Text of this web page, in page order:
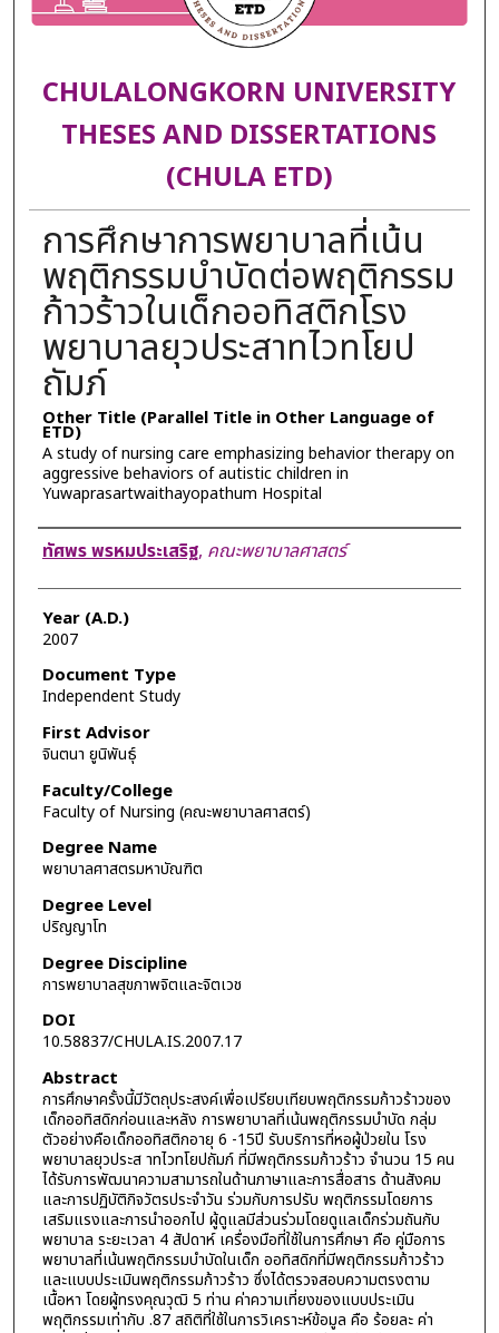
CHULALONGKORN UNIVERSITY
THESES AND DISSERTATIONS
(CHULA ETD)
การศึกษาการพยาบาลที่เน้น
พฤติกรรมบำบัดต่อพฤติกรรม
ก้าวร้าวในเด็กออทิสติกโรง
พยาบาลยุวประสาทไวทโยป
ถัมภ์
Other Title (Parallel Title in Other Language of
ETD)
A study of nursing care emphasizing behavior therapy on
aggressive behaviors of autistic children in
Yuwaprasartwaithayopathum Hospital
Author
ทัศพร พรหมประเสริฐ, คณะพยาบาลศาสตร์
Year (A.D.)
2007
Document Type
Independent Study
First Advisor
จินตนา ยูนิพันธุ์
Faculty/College
Faculty of Nursing (คณะพยาบาลศาสตร์)
Degree Name
พยาบาลศาสตรมหาบัณฑิต
Degree Level
ปริญญาโท
Degree Discipline
การพยาบาลสุขภาพจิตและจิตเวช
DOI
10.58837/CHULA.IS.2007.17
Abstract
การศึกษาครั้งนี้มีวัตถุประสงค์เพื่อเปรียบเทียบพฤติกรรมก้าวร้าวของ
เด็กออทิสดิกก่อนและหลัง การพยาบาลที่เน้นพฤติกรรมบำบัด กลุ่ม
ตัวอย่างคือเด็กออทิสติกอายุ 6 -15ปี รับบริการที่หอผู้ป่วยใน โรง
พยาบาลยุวประส าทไวทโยปถัมภ์ ที่มีพฤติกรรมก้าวร้าว จำนวน 15 คน
ได้รับการพัฒนาความสามารถในด้านภาษาและการสื่อสาร ด้านสังคม
และการปฏิบัติกิจวัตรประจำวัน ร่วมกับการปรับ พฤติกรรมโดยการ
เสริมแรงและการนำออกไป ผู้ดูแลมีส่วนร่วมโดยดูแลเด็กร่วมถันกับ
พยาบาล ระยะเวลา 4 สัปดาห์ เครื่องมือที่ใช้ในการศึกษา คือ คู่มือการ
พยาบาลที่เน้นพฤติกรรมบำบัดในเด็ก ออทิสดิกที่มีพฤติกรรมก้าวร้าว
และแบบประเมินพฤติกรรมก้าวร้าว ซึ่งได้ตรวจสอบความตรงตาม
เนื้อหา โดยผู้ทรงคุณวุฒิ 5 ท่าน ค่าความเที่ยงของแบบประเมิน
พฤติกรรมเท่ากับ .87 สถิติที่ใช้ในการวิเคราะห์ข้อมูล คือ ร้อยละ ค่า